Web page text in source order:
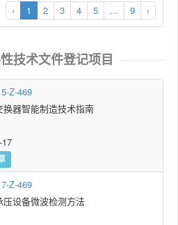
‹ 1 2 3 4 5 ... 9 ›
技术文件登记项目
Z-469
换器智能制造技术指南
Z-469
压设备微波检测方法